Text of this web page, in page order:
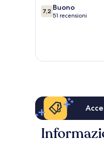
7.2
su
7,2 Buono
51 recensioni